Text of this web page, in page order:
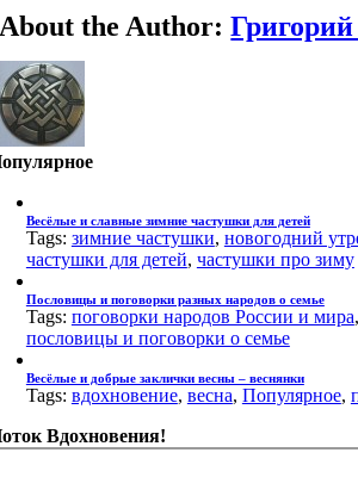
About the Author:
Весёлые и славные зимние частушки для детей
Tags: зимние частушки, новогодний
частушки для детей, частушки про зиму
Пословицы и поговорки разных народов о семье
Tags: поговорки народов России и мира,
пословицы и поговорки о семье
Весёлые и добрые заклички весны – веснянки
Tags: вдохновение, весна, Популярное,
Вдохновения!